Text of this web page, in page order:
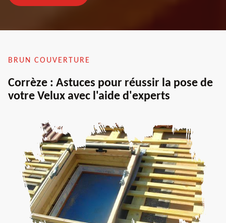
BRUN COUVERTURE
Corrèze : Astuces pour réussir la pose de
votre Velux avec l'aide d'experts